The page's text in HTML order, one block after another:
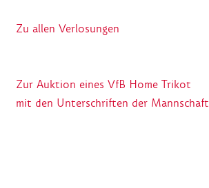
Zu allen Verlosungen
Zur Auktion eines VfB Home Trikot
mit den Unterschriften der Mannschaft